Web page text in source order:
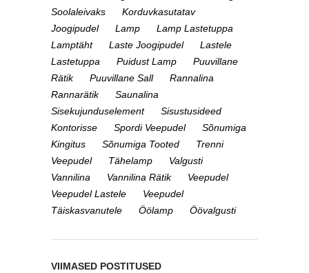
Soolaleivaks
Korduvkasutatav
Joogipudel
Lamp
Lamp Lastetuppa
Lamptäht
Laste Joogipudel
Lastele
Lastetuppa
Puidust Lamp
Puuvillane
Rätik
Puuvillane Sall
Rannalina
Rannarätik
Saunalina
Sisekujunduselement
Sisustusideed
Kontorisse
Spordi Veepudel
Sõnumiga
Kingitus
Sõnumiga Tooted
Trenni
Veepudel
Tähelamp
Valgusti
Vannilina
Vannilina Rätik
Veepudel
Veepudel Lastele
Veepudel
Täiskasvanutele
Öölamp Öövalgusti
VIIMASED POSTITUSED